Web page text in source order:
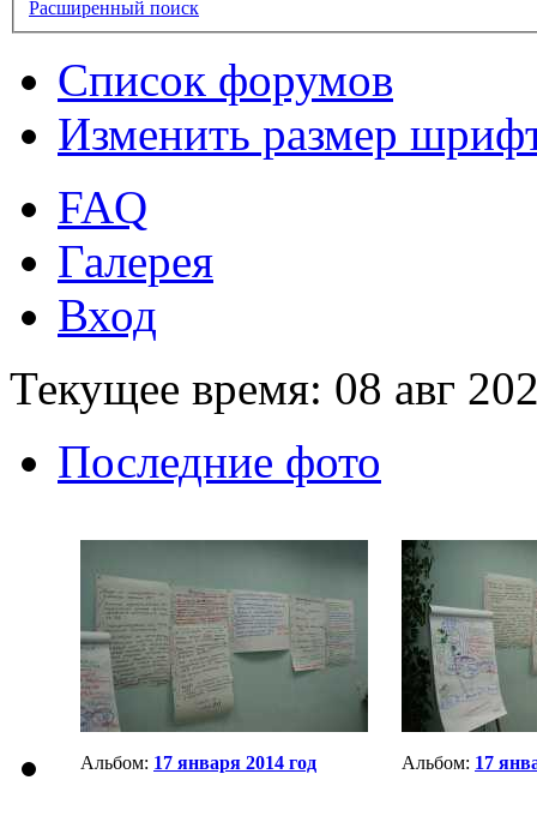
Расширенный поиск
Список форумов
Изменить размер
FAQ
Галерея
Вход
Текущее время: 08 авг
Последние фото
Альбом: 17 января 2014 год Альбом: 17